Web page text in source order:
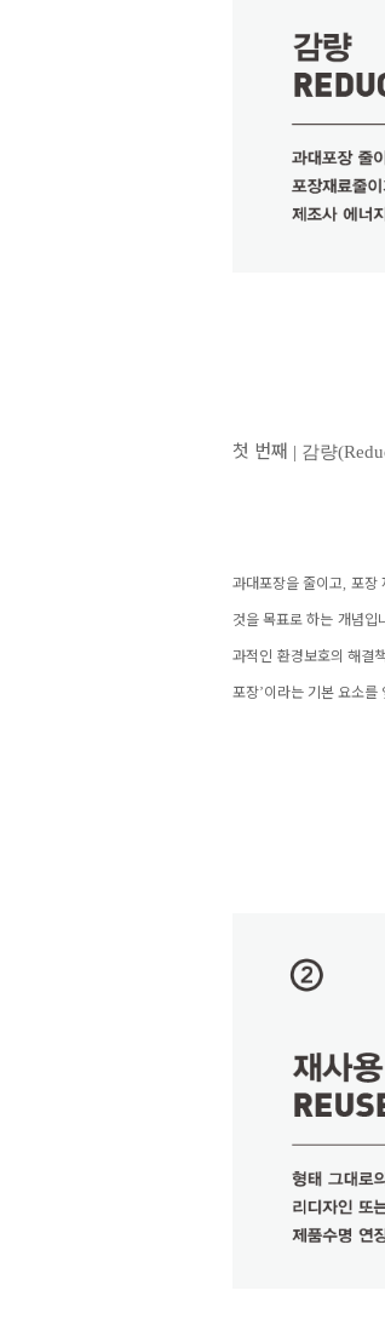
첫 번째 | 감량
과대포장을 줄이고, 포장
것을 목표로 하는 개념입
과적인 환경보호의 해결
포장’이라는 기본 요소를